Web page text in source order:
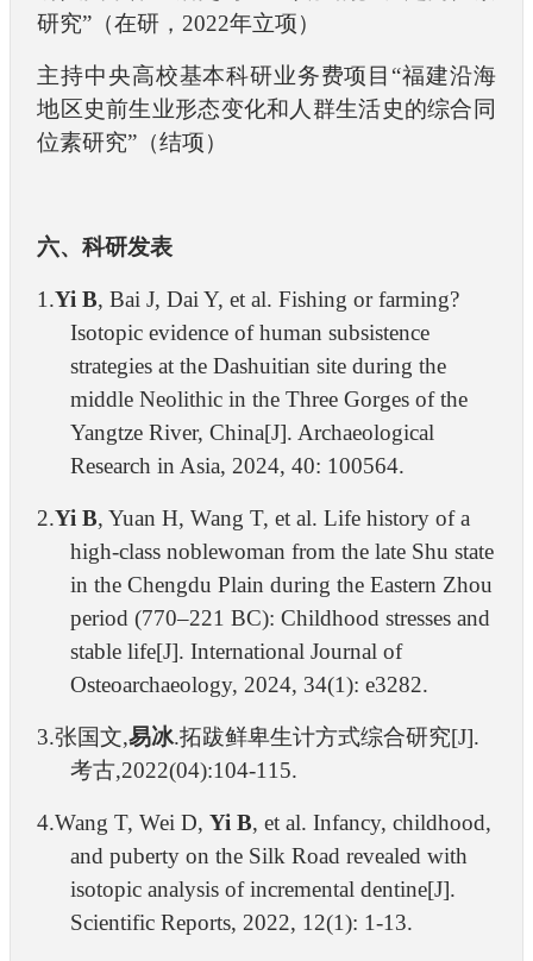
研究”（在研，2022年立项）
主持中央高校基本科研业务费项目“福建沿海
地区史前生业形态变化和人群生活史的综合同
位素研究”（结项）
六、科研发表
1.Yi B, Bai J, Dai Y, et al. Fishing or farming?
Isotopic evidence of human subsistence
strategies at the Dashuitian site during the
middle Neolithic in the Three Gorges of the
Yangtze River, China[J]. Archaeological
Research in Asia, 2024, 40: 100564.
2.Yi B, Yuan H, Wang T, et al. Life history of a
high‐class noblewoman from the late Shu state
in the Chengdu Plain during the Eastern Zhou
period (770–221 BC): Childhood stresses and
stable life[J]. International Journal of
Osteoarchaeology, 2024, 34(1): e3282.
3.张国文,易冰.拓跋鲜卑生计方式综合研究[J].
考古,2022(04):104-115.
4.Wang T, Wei D,Yi B, et al. Infancy, childhood,
and puberty on the Silk Road revealed with
isotopic analysis of incremental dentine[J].
Scientific Reports, 2022, 12(1): 1-13.